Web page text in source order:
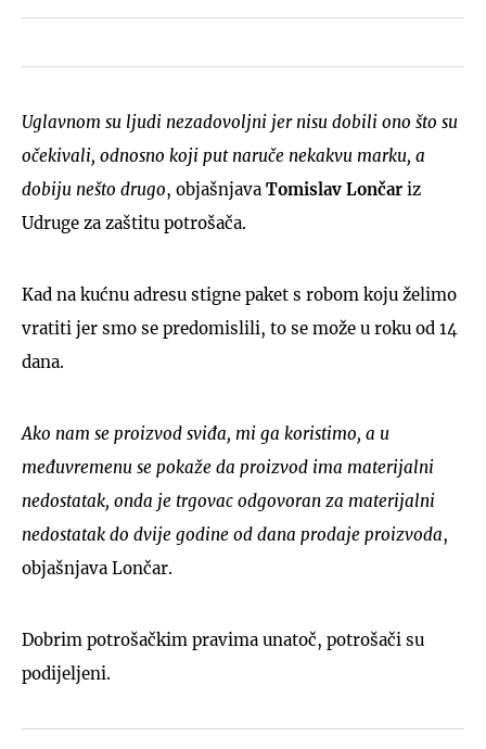
Uglavnom su ljudi nezadovoljni jer nisu dobili ono što su
očekivali, odnosno koji put naruče nekakvu marku, a
dobiju nešto drugo, objašnjava Tomislav Lončar iz
Udruge za zaštitu potrošača.
Kad na kućnu adresu stigne paket s robom koju želimo
vratiti jer smo se predomislili, to se može u roku od 14
dana.
Ako nam se proizvod sviđa, mi ga koristimo, a u
međuvremenu se pokaže da proizvod ima materijalni
nedostatak, onda je trgovac odgovoran za materijalni
nedostatak do dvije godine od dana prodaje proizvoda,
objašnjava Lončar.
Dobrim potrošačkim pravima unatoč, potrošači su
podijeljeni.